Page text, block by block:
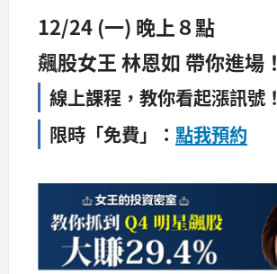
12/24 (一) 晚上８點
飆股女王 林恩如 帶你進場！
線上課程，教你看起漲訊號！
限時「免費」： 點我預約